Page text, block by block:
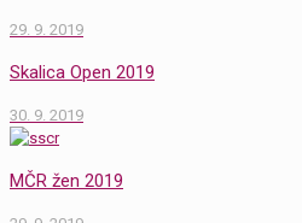
29. 9. 2019
Skalica Open 2019
30. 9. 2019
MČR žen 2019